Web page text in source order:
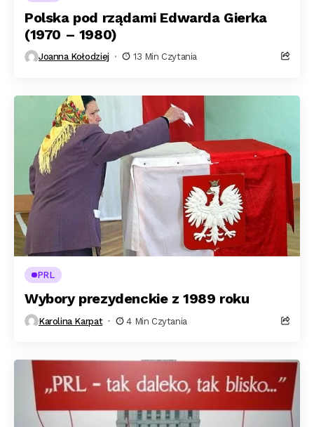
Polska pod rządami Edwarda Gierka
(1970 – 1980)
Joanna Kołodziej 13 Min Czytania
PRL
Wybory prezydenckie z 1989 roku
Karolina Karpat 4 Min Czytania